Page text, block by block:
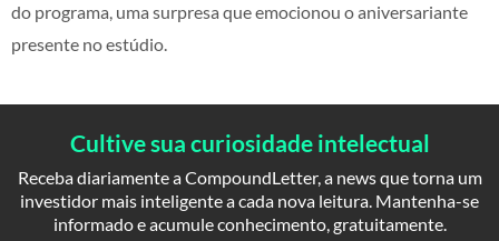
do programa, uma surpresa que emocionou o aniversariante
presente no estúdio.
Cultive sua curiosidade intelectual
Receba diariamente a CompoundLetter, a news que torna um
investidor mais inteligente a cada nova leitura. Mantenha-se
informado e acumule conhecimento, gratuitamente.